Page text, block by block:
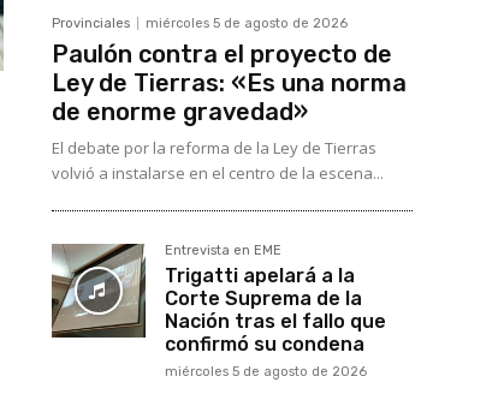
Provinciales miércoles 5 de agosto de 2026
Paulón contra el proyecto de
Ley de Tierras: «Es una norma
de enorme gravedad»
El debate por la reforma de la Ley de Tierras
volvió a instalarse en el centro de la escena...
Entrevista en EME
Trigatti apelará a la
Corte Suprema de la
Nación tras el fallo que
confirmó su condena
miércoles 5 de agosto de 2026